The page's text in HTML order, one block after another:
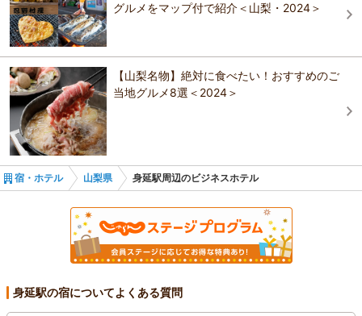
グルメをマップ付で紹介＜山梨・2024＞
【山梨名物】絶対に食べたい！おすすめのご
当地グルメ8選＜2024＞
宿・ホテル 山梨県 身延駅周辺のビジネスホテル
身延駅の宿についてよくある質問